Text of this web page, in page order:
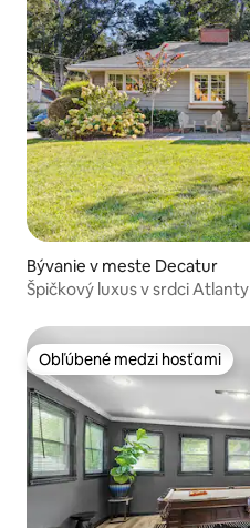
Bývanie v meste Decatur
Špičkový luxus v srdci Atlanty
Obľúbené medzi hosťami
Obľúbené medzi hosťami